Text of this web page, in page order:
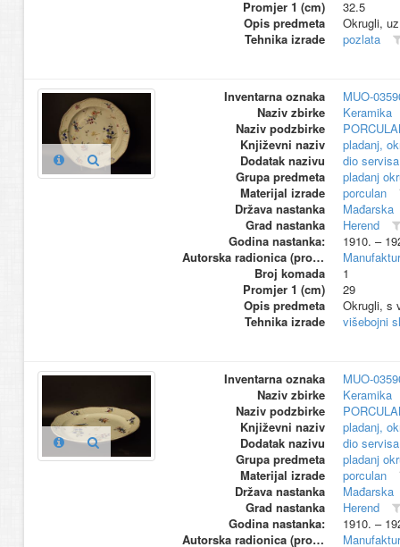
Promjer 1 (cm)
32.5
Opis predmeta
Okrugli,
Tehnika izrade
pozlata
Inventarna oznaka
MUO-
Naziv zbirke
Keramika
Naziv podzbirke
Književni naziv
pladanj,
Dodatak nazivu
dio servisa
Grupa predmeta
pladanj
Materijal izrade
porculan
Država nastanka
Mađarska
Grad nastanka
Herend
Godina nastanka:
1910. –
Autorska radionica (proizvođač)
Broj komada
1
Promjer 1 (cm)
29
Opis predmeta
Okrugli, s
Tehnika izrade
višebojni
Inventarna oznaka
MUO-
Naziv zbirke
Keramika
Naziv podzbirke
Književni naziv
pladanj,
Dodatak nazivu
dio servisa
Grupa predmeta
pladanj
Materijal izrade
porculan
Država nastanka
Mađarska
Grad nastanka
Herend
Godina nastanka:
1910. –
Autorska radionica (proizvođač)